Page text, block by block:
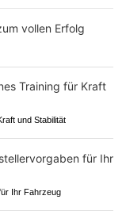
und Stabilität
Ihr Fahrzeug